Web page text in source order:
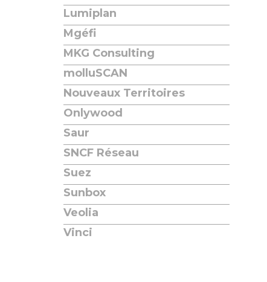
Lumiplan
Mgéfi
MKG Consulting
molluSCAN
Nouveaux Territoires
Onlywood
Saur
SNCF Réseau
Suez
Sunbox
Veolia
Vinci